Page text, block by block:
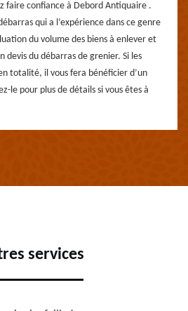
faire confiance à Debord Antiquaire .
qui a l’expérience dans ce genre
du volume des biens à enlever et
du débarras de grenier. Si les
totalité, il vous fera bénéficier d’un
le pour plus de détails si vous êtes à
services